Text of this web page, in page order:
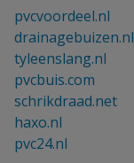
pvcvoordeel.nl
drainagebuizen.nl
tyleenslang.nl
pvcbuis.com
schrikdraad.net
haxo.nl
pvc24.nl